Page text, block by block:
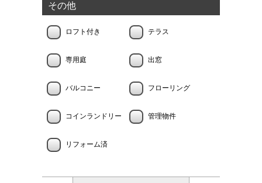
その他
ロフト付き テラス
専用庭 出窓
バルコニー フローリング
コインランドリー 管理物件
リフォーム済